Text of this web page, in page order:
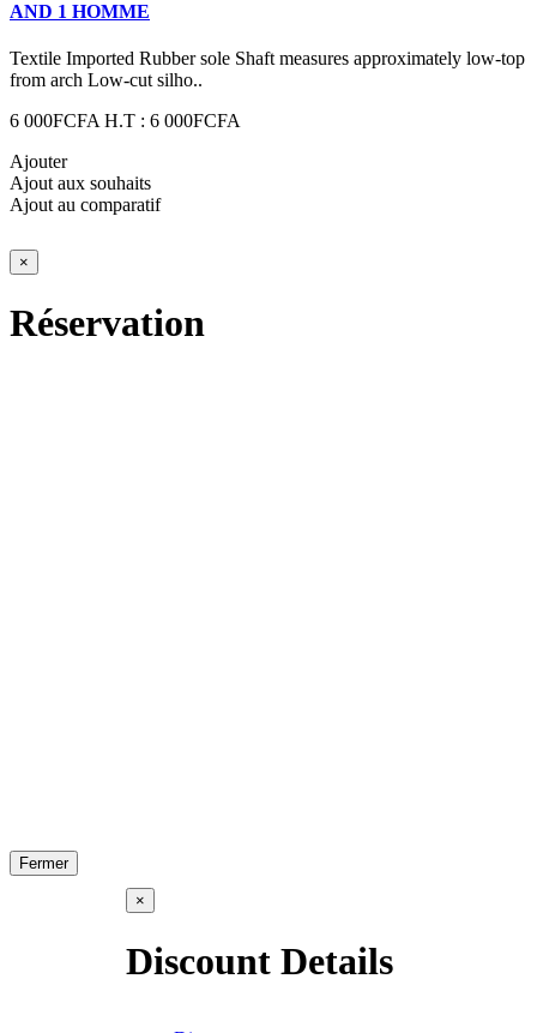
AND 1 HOMME
Textile Imported Rubber sole Shaft measures approximately low-top
from arch Low-cut silho..
6 000FCFA H.T : 6 000FCFA
Ajouter
Ajout aux souhaits
Ajout au comparatif
×
Réservation
Fermer
×
Discount Details